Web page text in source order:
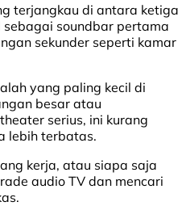
terjangkau di antara ketiga
soundbar pertama
sekunder seperti kamar
yang paling kecil di
besar atau
serius, ini kurang
lebih terbatas.
kerja, atau siapa saja
audio TV dan mencari